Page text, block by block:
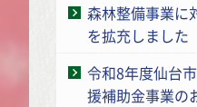
森林整備事業に
を拡充しました
令和8年度仙台
援補助金事業の